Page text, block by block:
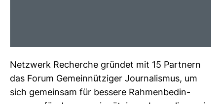
Netz­werk Recherche gründet mit 15 Part­nern
das Forum Gemein­nüt­ziger Jour­na­lismus, um
sich gemeinsam für bes­sere Rah­men­be­din­